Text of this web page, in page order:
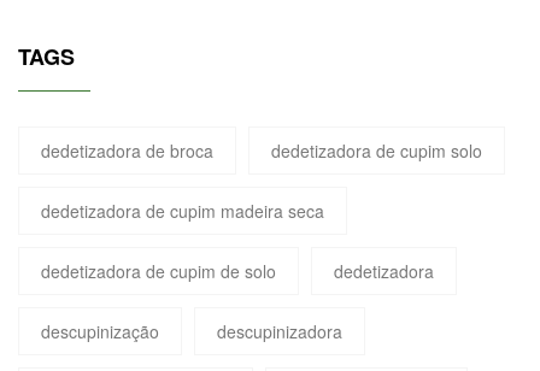
TAGS
dedetizadora de broca dedetizadora de cupim solo
dedetizadora de cupim madeira seca
dedetizadora de cupim de solo dedetizadora
descupinização descupinizadora